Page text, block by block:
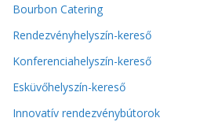
Bourbon Catering
Rendezvényhelyszín-kereső
Konferenciahelyszín-kereső
Esküvőhelyszín-kereső
Innovatív rendezvénybútorok